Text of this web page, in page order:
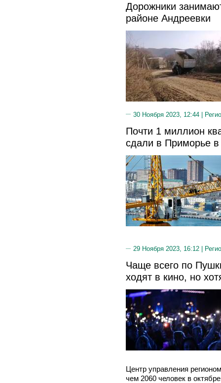
Дорожники
районе Андреевки
30 Ноября 2023, 12:44 |
Почти 1 миллион
сдали в Приморье в
29 Ноября 2023, 16:12 |
Чаще всего по
ходят в кино, но
Центр управления
чем 2060 человек в